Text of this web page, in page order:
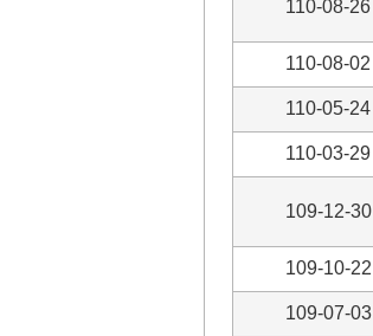
110-08-26
110-08-02
110-05-24
110-03-29
109-12-30
109-10-22
109-07-03